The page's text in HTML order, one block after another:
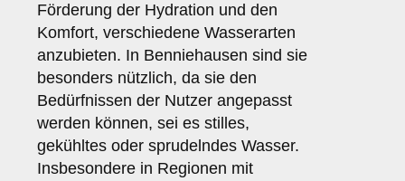
Förderung der Hydration und den
Komfort, verschiedene Wasserarten
anzubieten. In Benniehausen sind sie
besonders nützlich, da sie den
Bedürfnissen der Nutzer angepasst
werden können, sei es stilles,
gekühltes oder sprudelndes Wasser.
Insbesondere in Regionen mit